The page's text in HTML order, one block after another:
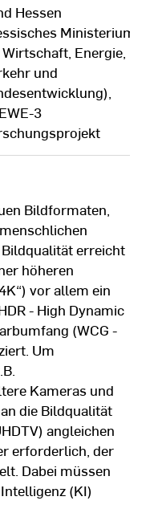
Hessen
Ministerium
Energie,
und
3
Bildformaten,
erreicht
höheren
vor allem ein
- High Dynamic
(WCG -
Um
Kameras und
die Bildqualität
angleichen
erforderlich, der
Dabei müssen
(KI)